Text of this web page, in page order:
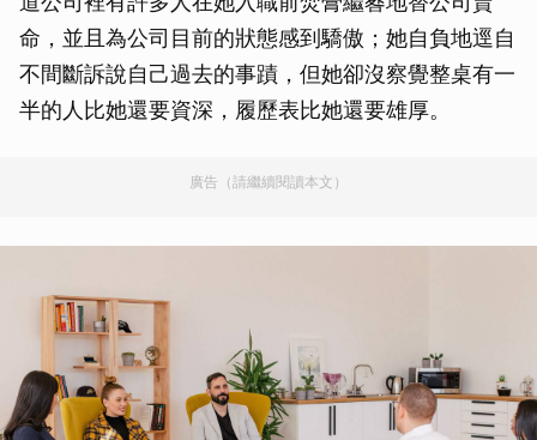
命，並且為公司目前的狀態感到驕傲；她自負地逕自
不間斷訴說自己過去的事蹟，但她卻沒察覺整桌有一
半的人比她還要資深，履歷表比她還要雄厚。
廣告（請繼續閱讀本文）